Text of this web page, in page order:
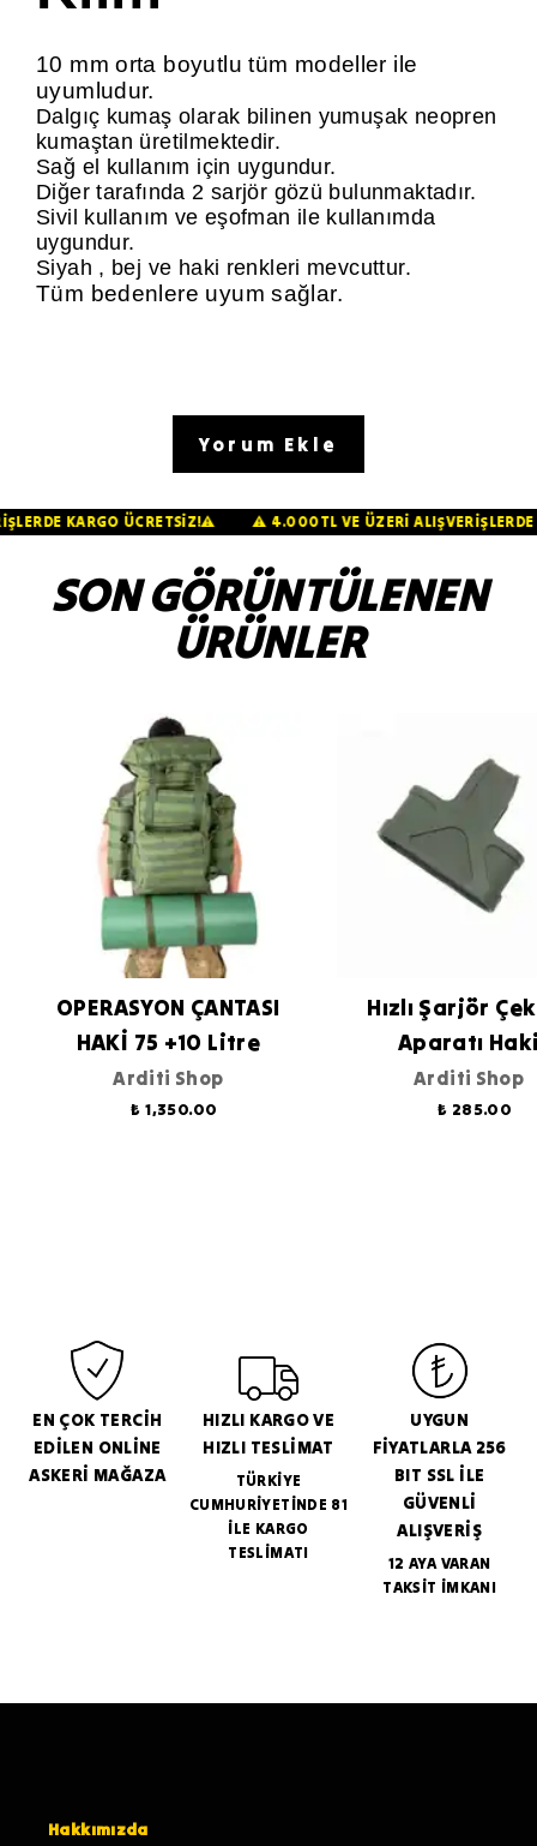
10 mm orta boyutlu tüm modeller ile
uyumludur.
Dalgıç kumaş olarak bilinen yumuşak neopren
kumaştan üretilmektedir.
Sağ el kullanım için uygundur.
Diğer tarafında 2 sarjör gözü bulunmaktadır.
Sivil kullanım ve eşofman ile kullanımda
uygundur.
Siyah , bej ve haki renkleri mevcuttur.
Tüm bedenlere uyum sağlar.
Yorum Ekle
KARGO ÜCRETSİZ!⚠️ ⚠️ 4.000TL VE ÜZERİ
SON GÖRÜNTÜLENEN
ÜRÜNLER
OPERASYON ÇANTASI
HAKİ 75 +10 Litre
Arditi Shop
₺ 1,350.00
Hızlı Şarjör
Aparatı
Arditi Shop
₺ 285.00
EN ÇOK TERCİH
EDİLEN ONLİNE
ASKERİ MAĞAZA
HIZLI KARGO VE
HIZLI TESLİMAT
TÜRKİYE
CUMHURİYETİNDE 81
İLE KARGO
TESLİMATI
UYGUN
FİYATLARLA 256
BIT SSL İLE
GÜVENLİ
ALIŞVERİŞ
12 AYA VARAN
TAKSİT İMKANI
Hakkımızda